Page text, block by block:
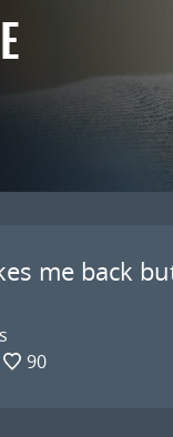
me back
90